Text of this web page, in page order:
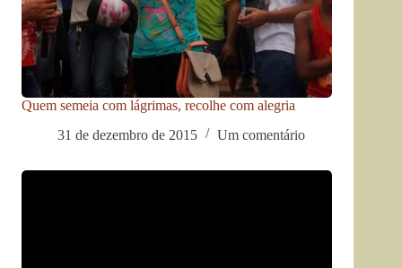
Quem semeia com lágrimas, recolhe com alegria
31 de dezembro de 2015
Um comentário